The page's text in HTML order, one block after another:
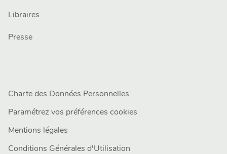
Libraires
Presse
Charte des Données Personnelles
Paramétrez vos préférences cookies
Mentions légales
Conditions Générales d'Utilisation